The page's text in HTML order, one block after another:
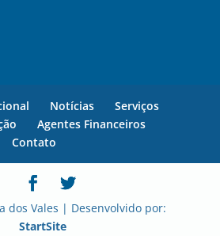
Notícias
Serviços
Agentes Financeiros
Contato
dos Vales | Desenvolvido por:
StartSite